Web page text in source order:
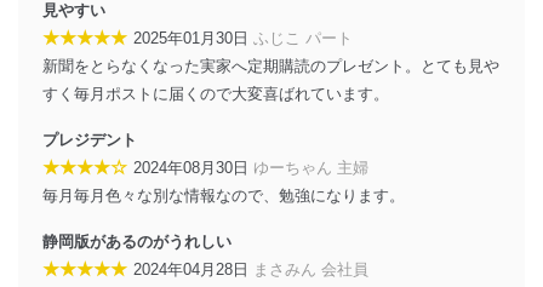
アクセス者の識別と認証
機器に標準装備されているユーザー制御機能（ユ
ーザーアカウント制御）により、個人情報データ
ベース等を取り扱う情報システムを使用する従業
外部からの不正アクセス等の防止
システムを最新の状態に保持しています。
ソフトウェア等を導入し、自動更新 機能等の活用
により、これを最新状態としています。
見やすい
★★★★★ 2025年01月30日 ふじこ パート
新聞をとらなくなった実家へ定期購読のプレゼント。とても見や
すく毎月ポストに届くので大変喜ばれています。
プレジデント
★★★★☆ 2024年08月30日 ゆーちゃん 主婦
毎月毎月色々な別な情報なので、勉強になります。
静岡版があるのがうれしい
★★★★★ 2024年04月28日 まさみん 会社員